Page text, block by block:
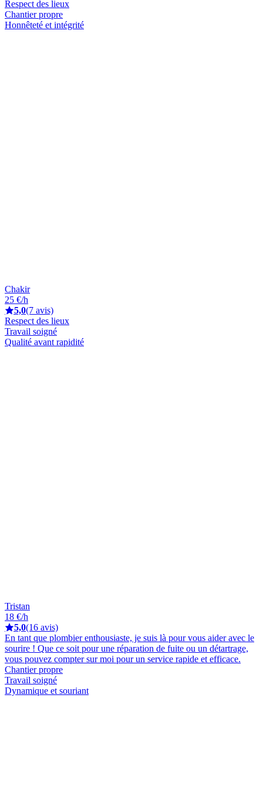
Respect des lieux
Chantier propre
Honnêteté et intégrité
Chakir
25 €/h
5,0(7 avis)
Respect des lieux
Travail soigné
Qualité avant rapidité
Tristan
18 €/h
5,0(16 avis)
En tant que plombier enthousiaste, je suis là pour vous aider avec le
sourire ! Que ce soit pour une réparation de fuite ou un détartrage,
vous pouvez compter sur moi pour un service rapide et efficace.
Chantier propre
Travail soigné
Dynamique et souriant